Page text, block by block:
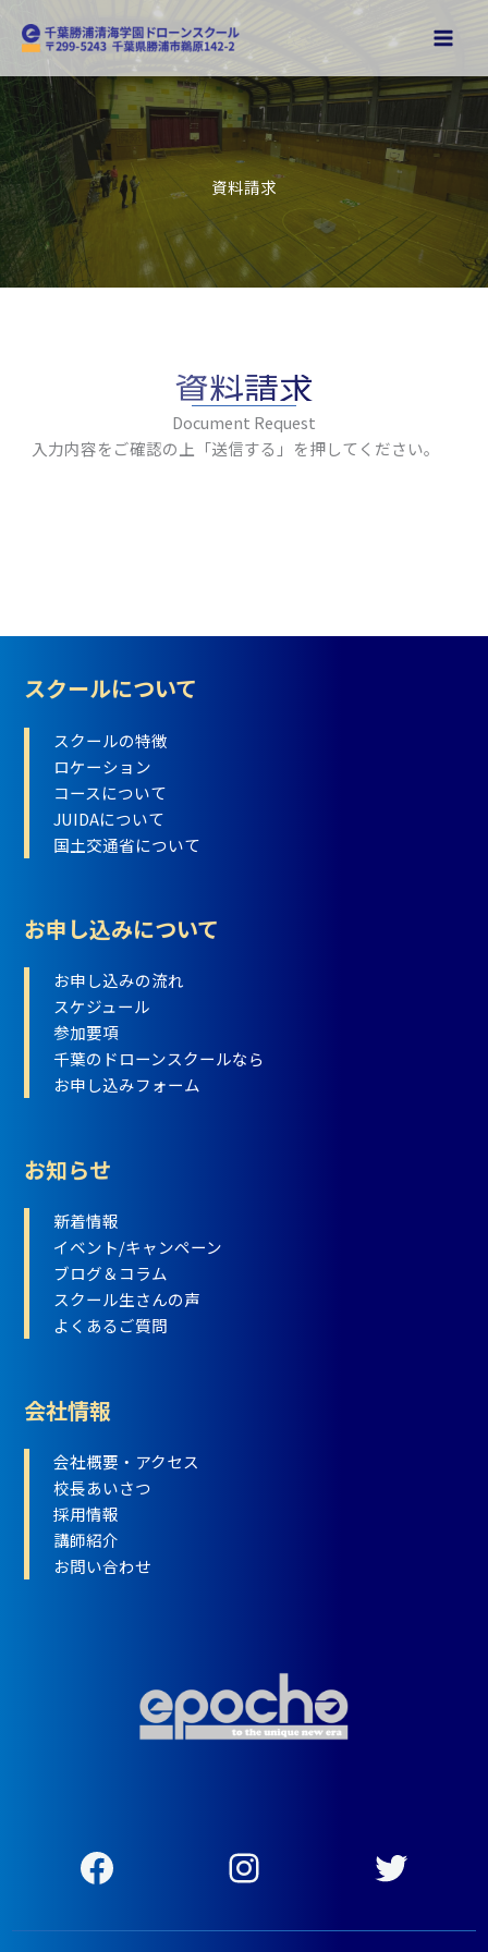
ス
キ
ッ
プ
資料請求
資料請求
Document Request
入力内容をご確認の上「送信する」を押してください。
スクールについて
スクールの特徴
ロケーション
コースについて
JUIDAについて
国土交通省について
お申し込みについて
お申し込みの流れ
スケジュール
参加要項
千葉のドローンスクールなら
お申し込みフォーム
お知らせ
新着情報
イベント/キャンペーン
ブログ＆コラム
スクール生さんの声
よくあるご質問
会社情報
会社概要・アクセス
校長あいさつ
採用情報
講師紹介
お問い合わせ
Facebook Instagram Twitter